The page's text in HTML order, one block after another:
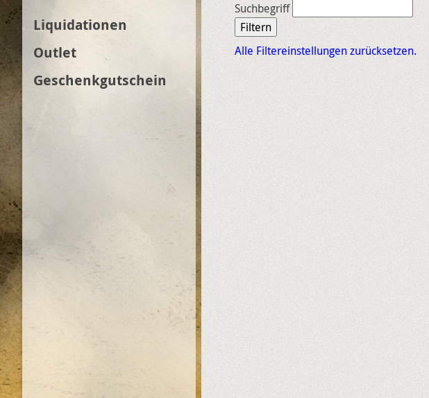
Suchbegriff
Filtern
Alle Filtereinstellungen zurücksetzen.
Liquidationen
Outlet
Geschenkgutschein